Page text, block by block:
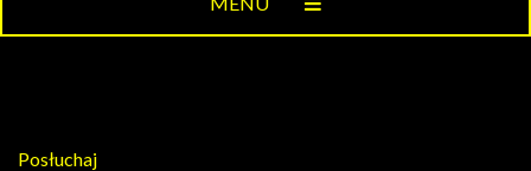
Posłuchaj